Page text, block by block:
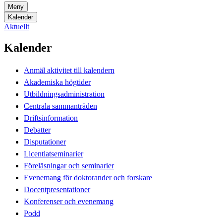
Meny
Kalender
Aktuellt
Kalender
Anmäl aktivitet till kalendern
Akademiska högtider
Utbildningsadministration
Centrala sammanträden
Driftsinformation
Debatter
Disputationer
Licentiatseminarier
Föreläsningar och seminarier
Evenemang för doktorander och forskare
Docentpresentationer
Konferenser och evenemang
Podd